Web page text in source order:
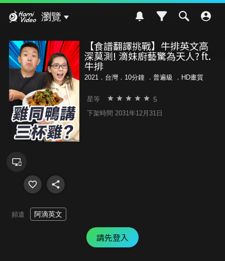
瀏覽
【食譜翻譯挑戰】牛排英文高
深莫測! 滴妹廚藝驚為天人? ft.
牛排
2021．台灣．10分鐘 ． 普遍級 ．HD畫質
星等 5
下架時間 2031年12月31日
頻道 阿滴英文
請先登入